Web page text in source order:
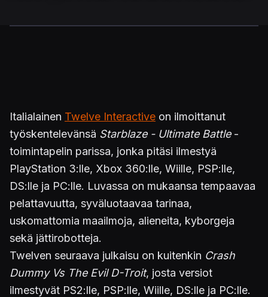
Italialainen Twelve Interactive on ilmoittanut
työskentelevänsä Starblaze - Ultimate Battle-
toimintapelin parissa, jonka pitäsi ilmestyä
PlayStation 3:lle, Xbox 360:lle, Wiille, PSP:lle,
DS:lle ja PC:lle. Luvassa on mukaansa tempaavaa
pelattavuutta, syväluotaavaa tarinaa,
uskomattomia maailmoja, alieneita, kyborgeja
sekä jättirobotteja.
Twelven seuraava julkaisu on kuitenkin Crash
Dummy Vs The Evil D-Troit, josta versiot
ilmestyvät PS2:lle, PSP:lle, Wiille, DS:lle ja PC:lle.